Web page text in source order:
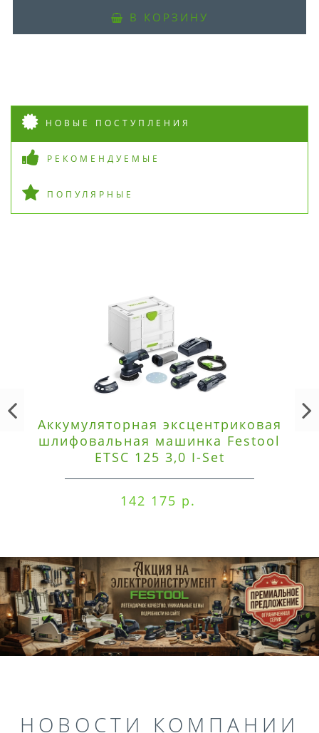
актуальные цены!
ПОДПИСАТЬСЯ
В КОРЗИНУ
НОВЫЕ ПОСТУПЛЕНИЯ
РЕКОМЕНДУЕМЫЕ
ПОПУЛЯРНЫЕ
Аккумуляторная эксцентриковая
шлифовальная машинка Festool
ETSC 125 3,0 I-Set
142 175 р.
НОВОСТИ КОМПАНИИ